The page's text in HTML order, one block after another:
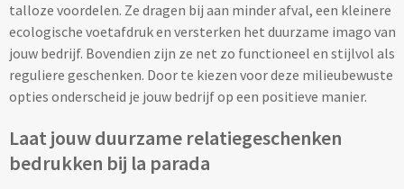
Powerbanks bedrukken
Draadloze powerbanks bedrukken
Solar powerbanks bedrukken
talloze voordelen. Ze dragen bij aan minder afval, een kleinere
ecologische voetafdruk en versterken het duurzame imago van
jouw bedrijf. Bovendien zijn ze net zo functioneel en stijlvol als
reguliere geschenken. Door te kiezen voor deze milieubewuste
opties onderscheid je jouw bedrijf op een positieve manier.
Laat jouw duurzame relatiegeschenken
bedrukken bij la parada